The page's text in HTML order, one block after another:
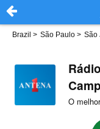
Brazil > São Paulo > São
O